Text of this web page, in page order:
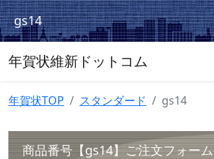
gs14
年賀状維新ドットコム
年賀状TOP スタンダード gs14
商品番号【gs14】ご注文フォーム